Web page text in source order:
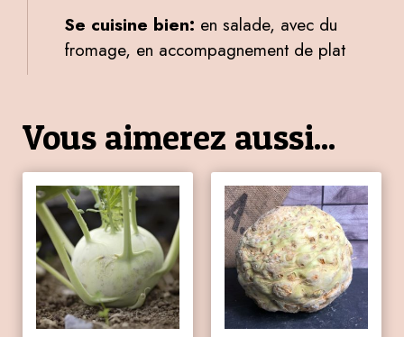
Se cuisine bien: en salade, avec du
fromage, en accompagnement de plat
Vous aimerez aussi...